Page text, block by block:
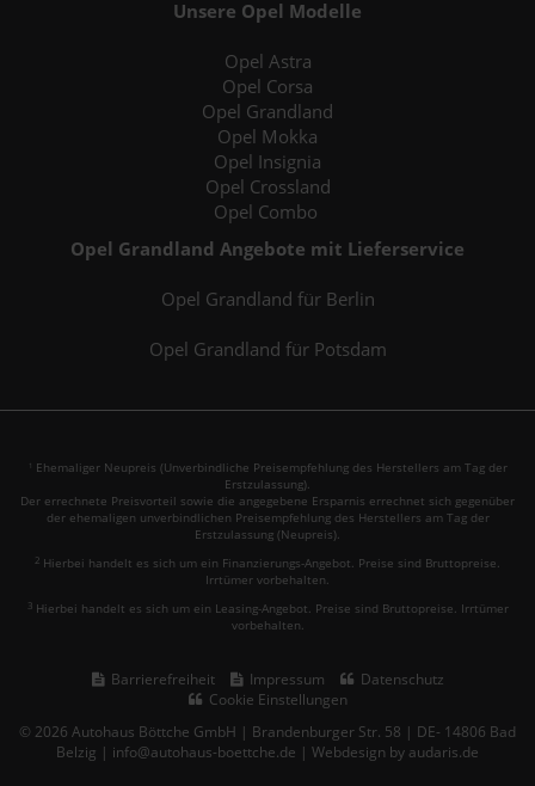
Unsere Opel Modelle
Opel Astra
Opel Corsa
Opel Grandland
Opel Mokka
Opel Insignia
Opel Crossland
Opel Combo
Opel Grandland Angebote mit Lieferservice
Opel Grandland für Berlin
Opel Grandland für Potsdam
1 Ehemaliger Neupreis (Unverbindliche Preisempfehlung des Herstellers am Tag der
Erstzulassung).
Der errechnete Preisvorteil sowie die angegebene Ersparnis errechnet sich gegenüber
der ehemaligen unverbindlichen Preisempfehlung des Herstellers am Tag der
Erstzulassung (Neupreis).
2 Hierbei handelt es sich um ein Finanzierungs-Angebot. Preise sind Bruttopreise.
Irrtümer vorbehalten.
3 Hierbei handelt es sich um ein Leasing-Angebot. Preise sind Bruttopreise. Irrtümer
vorbehalten.
Barrierefreiheit Impressum
Datenschutz
Cookie Einstellungen
© 2026 Autohaus Böttche GmbH | Brandenburger Str. 58 | DE- 14806 Bad
Belzig | info@autohaus-boettche.de | Webdesign by audaris.de